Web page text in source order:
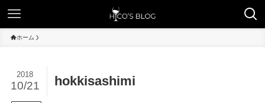
ホーム
hokkisashimi
2018
10/21